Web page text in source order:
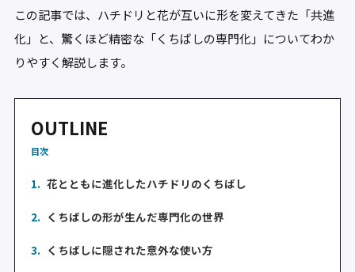
この記事では、ハチドリと花が互いに形を変えてきた「共進
化」と、驚くほど精密な「くちばしの専門化」についてわか
りやすく解説します。
OUTLINE
目次
1. 花とともに進化したハチドリのくちばし
2. くちばしの形が生んだ専門化の世界
3. くちばしに隠された意外な使い方